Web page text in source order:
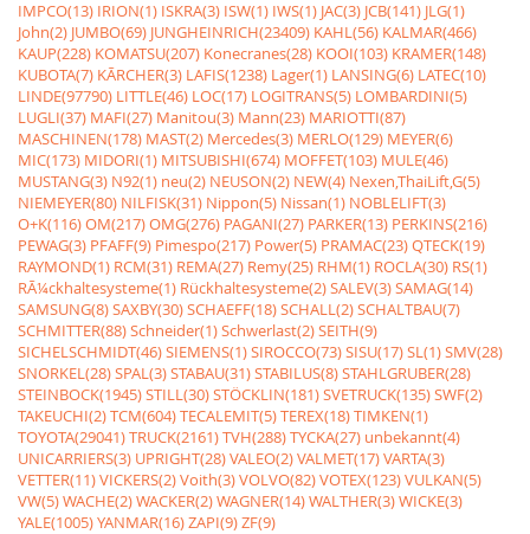
IMPCO(13) IRION(1) ISKRA(3) ISW(1) IWS(1) JAC(3) JCB(141) JLG(1)
John(2) JUMBO(69) JUNGHEINRICH(23409) KAHL(56) KALMAR(466)
KAUP(228) KOMATSU(207) Konecranes(28) KOOI(103) KRAMER(148)
KUBOTA(7) KÃRCHER(3) LAFIS(1238) Lager(1) LANSING(6) LATEC(10)
LINDE(97790) LITTLE(46) LOC(17) LOGITRANS(5) LOMBARDINI(5)
LUGLI(37) MAFI(27) Manitou(3) Mann(23) MARIOTTI(87)
MASCHINEN(178) MAST(2) Mercedes(3) MERLO(129) MEYER(6)
MIC(173) MIDORI(1) MITSUBISHI(674) MOFFET(103) MULE(46)
MUSTANG(3) N92(1) neu(2) NEUSON(2) NEW(4) Nexen,ThaiLift,G(5)
NIEMEYER(80) NILFISK(31) Nippon(5) Nissan(1) NOBLELIFT(3)
O+K(116)OM(217)OMG(276) PAGANI(27) PARKER(13) PERKINS(216)
PEWAG(3) PFAFF(9) Pimespo(217) Power(5) PRAMAC(23)QTECK(19)
RAYMOND(1) RCM(31) REMA(27) Remy(25) RHM(1) ROCLA(30) RS(1)
RÃ¼ckhaltesysteme(1) Rückhaltesysteme(2)SALEV(3)SAMAG(14)
SAMSUNG(8)SAXBY(30)SCHAEFF(18)SCHALL(2)SCHALTBAU(7)
SCHMITTER(88)Schneider(1)Schwerlast(2)SEITH(9)
SICHELSCHMIDT(46)SIEMENS(1)SIROCCO(73)SISU(17)SL(1)SMV(28)
SNORKEL(28)SPAL(3)STABAU(31)STABILUS(8)STAHLGRUBER(28)
STEINBOCK(1945)STILL(30)STÖCKLIN(181)SVETRUCK(135)SWF(2)
TAKEUCHI(2)TCM(604)TECALEMIT(5)TEREX(18)TIMKEN(1)
TOYOTA(29041)TRUCK(2161)TVH(288)TYCKA(27) unbekannt(4)
UNICARRIERS(3) UPRIGHT(28)VALEO(2)VALMET(17)VARTA(3)
VETTER(11)VICKERS(2)Voith(3)VOLVO(82)VOTEX(123)VULKAN(5)
VW(5)WACHE(2)WACKER(2)WAGNER(14)WALTHER(3)WICKE(3)
YALE(1005)YANMAR(16)ZAPI(9)ZF(9)